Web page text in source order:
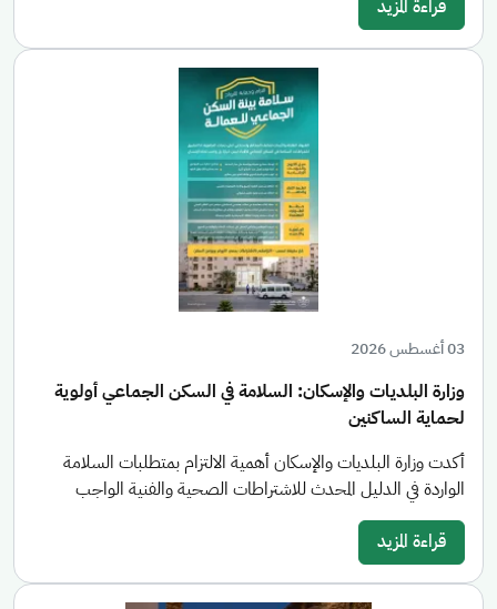
قراءة المزيد
03 أغسطس 2026
وزارة البلديات والإسكان: السلامة في السكن الجماعي أولوية
لحماية الساكنين
أكدت وزارة البلديات والإسكان أهمية الالتزام بمتطلبات السلامة
الواردة في الدليل المحدث للاشتراطات الصحية والفنية الواجب
قراءة المزيد